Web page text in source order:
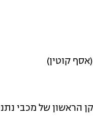
קוטין)
הראשון של מכבי